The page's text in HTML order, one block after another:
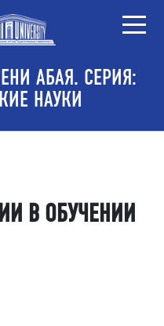
АБАЯ. СЕРИЯ:
НАУКИ
В ОБУЧЕНИИ